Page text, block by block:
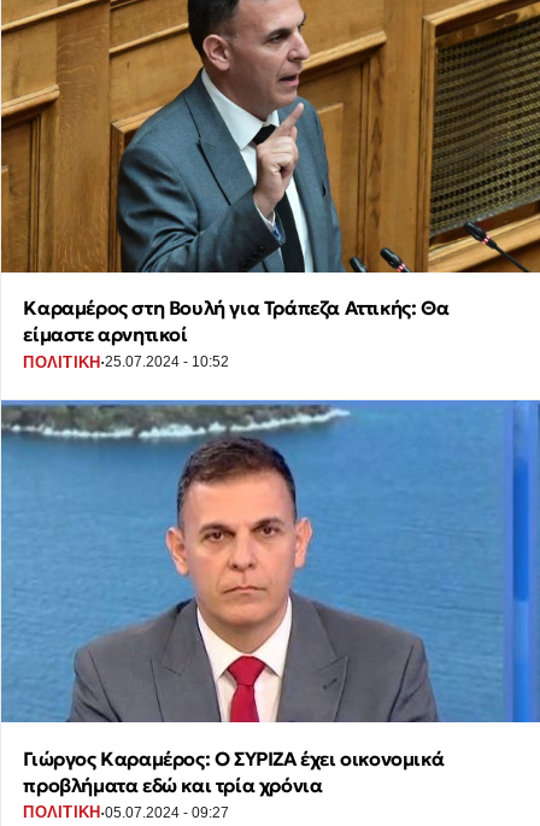
Καραμέρος στη Βουλή για Τράπεζα Αττικής: Θα
είμαστε αρνητικοί
ΠΟΛΙΤΙΚΗ·25.07.2024 - 10:52
Γιώργος Καραμέρος: Ο ΣΥΡΙΖΑ έχει οικονομικά
προβλήματα εδώ και τρία χρόνια
ΠΟΛΙΤΙΚΗ ·05.07.2024 - 09:27